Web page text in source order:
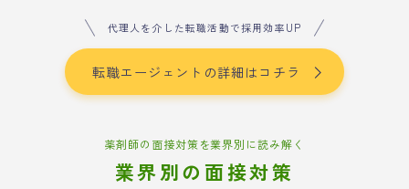
代理人を介した転職活動で採用効率UP
転職エージェントの詳細はコチラ
薬剤師の面接対策を業界別に読み解く
業界別の面接対策